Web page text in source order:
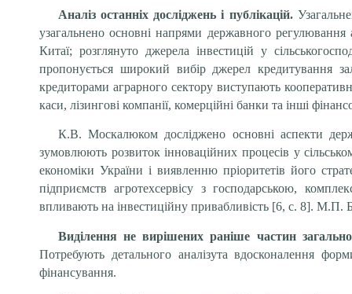
Аналіз останніх досліджень і публікацій.
узагальнено основні напрями державного
Китаї; розглянуто джерела інвестицій у
пропонується широкий вибір джерел кредитування
кредиторами аграрного сектору виступають
каси, лізингові компанії, комерційні банки та інші
К.В. Москалюком досліджено основні аспекти
зумовлюють розвиток інноваційних процесів у
економіки України і виявленню пріоритетів його
підприємств агротехсервісу з господарською,
впливають на інвестиційну привабливість [6, c. 8]. М.П.
Виділення не вирішених раніше частин
Потребують детального аналізута вдосконалення
фінансування.